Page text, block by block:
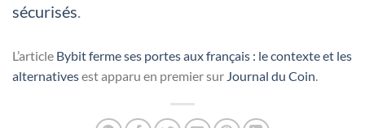
sécurisés.
L’article Bybit ferme ses portes aux français : le contexte et les
alternativesest apparu en premier sur Journal du Coin.